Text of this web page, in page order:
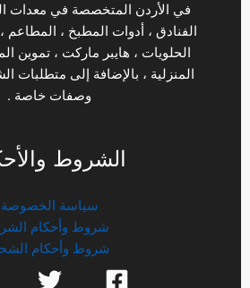
في الأردن المتخصصة في معدات
الفنادق ، أدوات المطبخ ، المطاعم
الحلويات ، هايبر ماركت ، تموين
المنزلية ، بالإضافة إلى متطلبات
وصفات خاصة .
الشروط
سياسة الخصوصة
شروط وأحكام
شروط وأحكام